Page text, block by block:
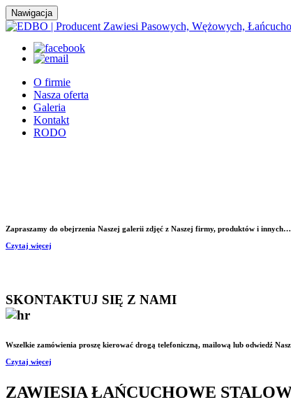
Nawigacja
O firmie
Nasza oferta
Galeria
Kontakt
RODO
Zapraszamy do obejrzenia Naszej galerii zdjęć z Naszej firmy, produktów i innych…
Czytaj więcej
SKONTAKTUJ SIĘ Z NAMI
Wszelkie zamówienia proszę kierować drogą telefoniczną, mailową lub odwiedź
Czytaj więcej
ZAWIESIA ŁAŃCUCHOWE